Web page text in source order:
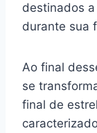
destinados
durante sua
Ao final
se
final de